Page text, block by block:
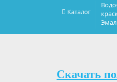
Каталог
Скачать